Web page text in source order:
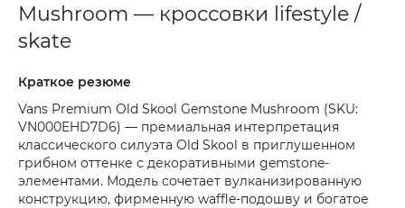
Mushroom — кроссовки lifestyle /
skate
Краткое резюме
Vans Premium Old Skool Gemstone Mushroom (SKU:
VN000EHD7D6) — премиальная интерпретация
классического силуэта Old Skool в приглушенном
грибном оттенке с декоративными gemstone-
элементами. Модель сочетает вулканизированную
конструкцию, фирменную waffle-подошву и богатое